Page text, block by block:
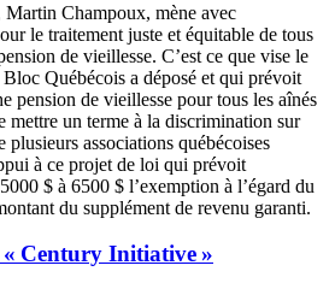
Champoux, mène avec
le traitement juste et équitable de tous
de vieillesse. C’est ce que vise le
Québécois a déposé et qui prévoit
pension de vieillesse pour tous les aînés
mettre un terme à la discrimination sur
plusieurs associations québécoises
à ce projet de loi qui prévoit
$ à 6500 $ l’exemption à l’égard du
du supplément de revenu garanti.
« Century Initiative »